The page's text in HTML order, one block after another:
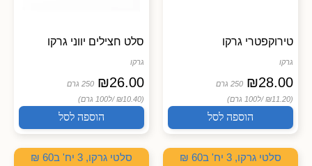
טירוקפטרי גרקו
גרקו
₪28.00
250 גרם
(₪11.20 /
ל100 גרם)
הוספה לסל
סלט חצילים יווני גרקו
גרקו
₪26.00
250 גרם
(₪10.40 /
ל100 גרם)
הוספה לסל
סלטי גרקו, 3 יח' ב60 ₪ סלטי גרקו, 3 יח' ב60 ₪